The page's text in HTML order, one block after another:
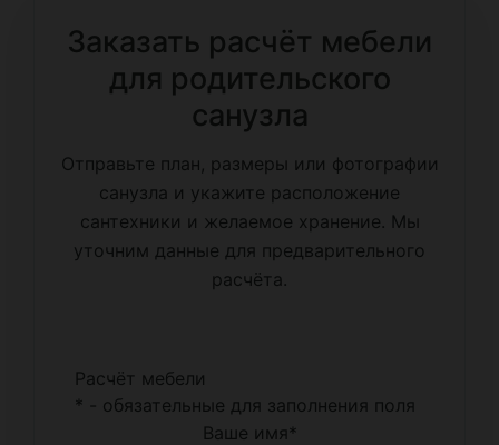
Заказать расчёт мебели
для родительского
санузла
Отправьте план, размеры или фотографии
санузла и укажите расположение
сантехники и желаемое хранение. Мы
уточним данные для предварительного
расчёта.
Расчёт мебели
* - обязательные для заполнения поля
Ваше имя*